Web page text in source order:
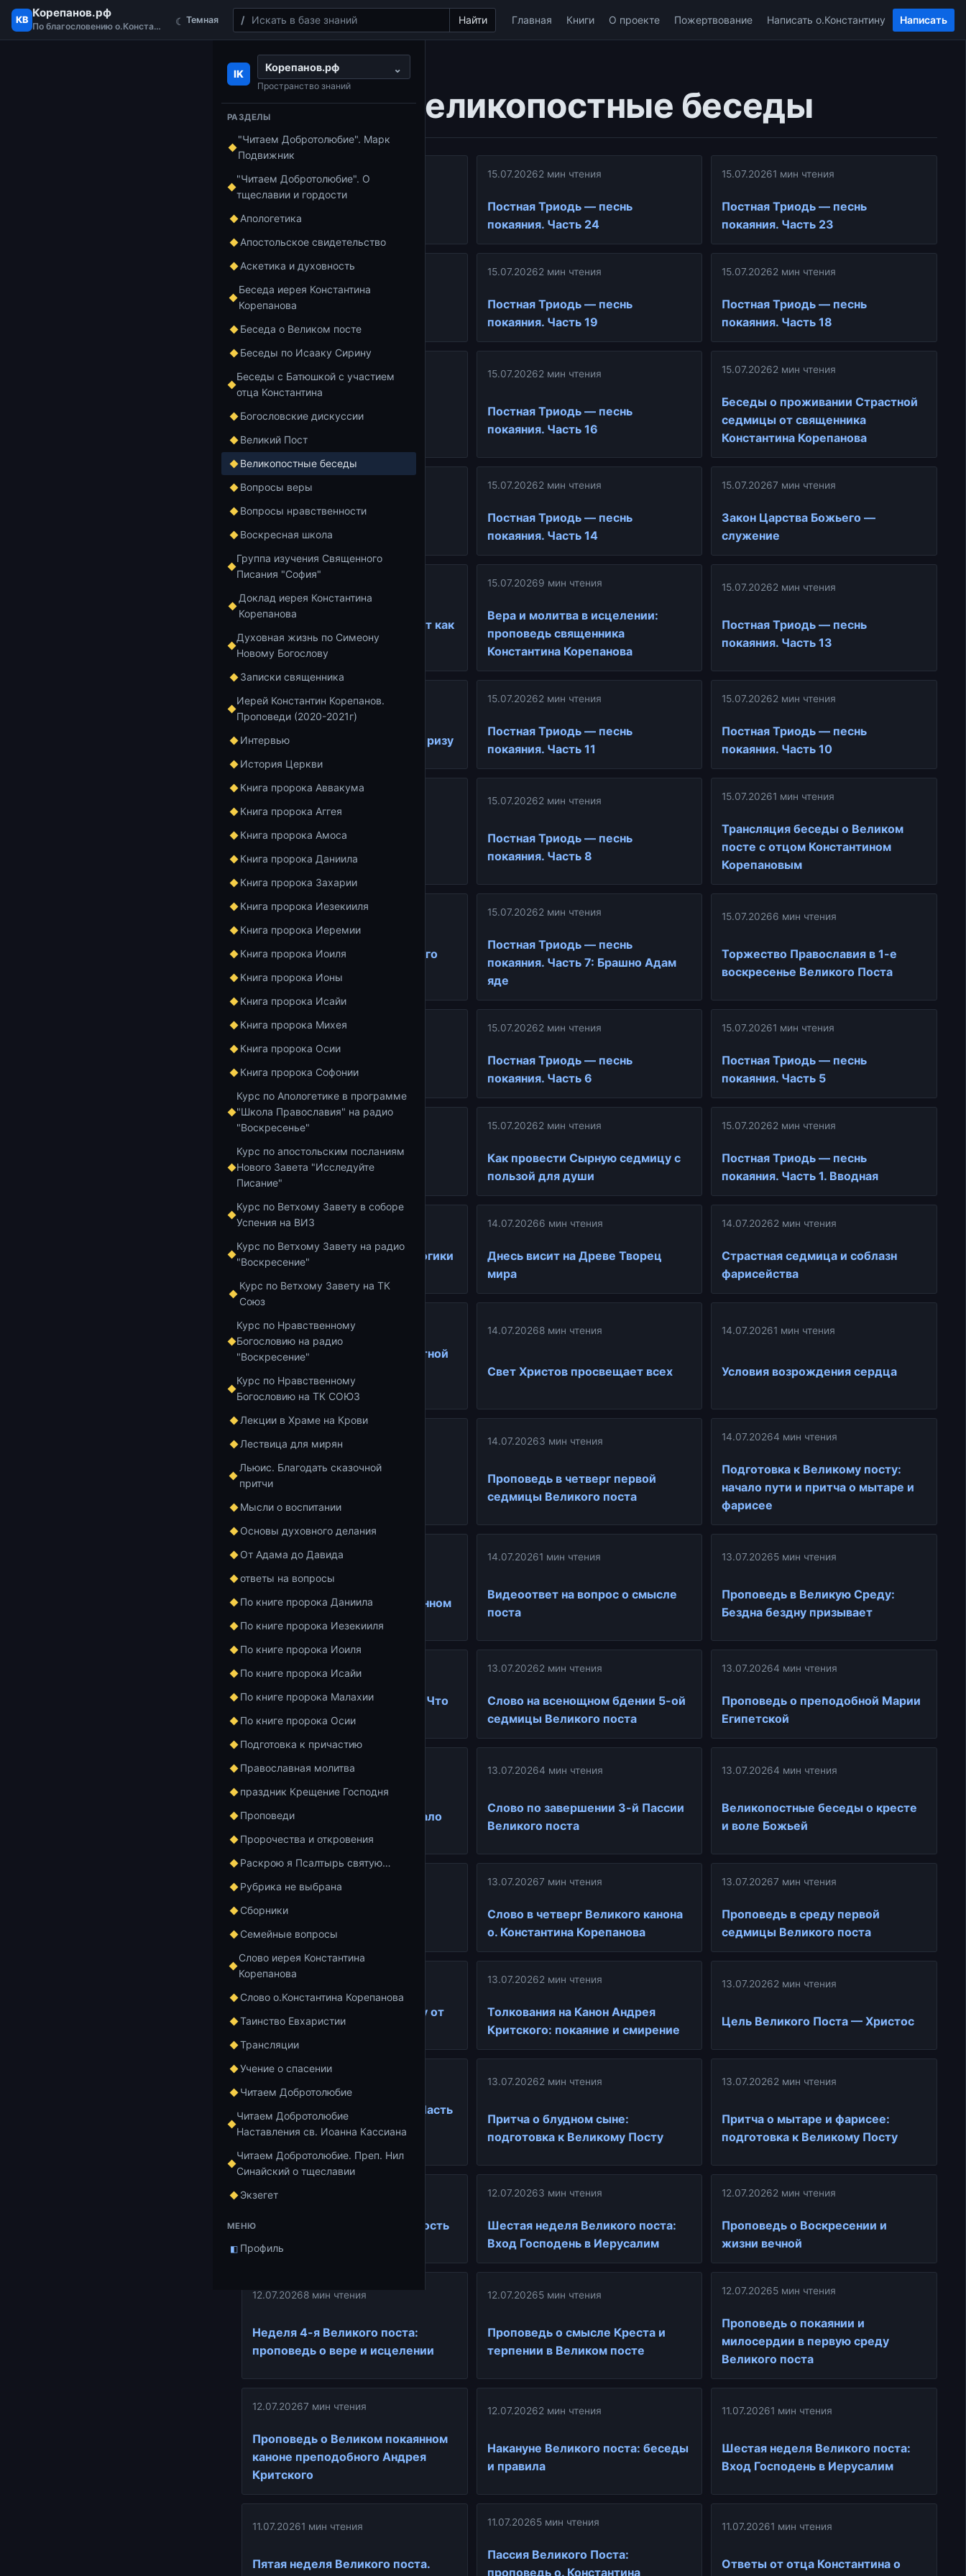
КВ Корепанов.рф
По благословению о.Константина ☾ Темная Поиск Найти Главная Книги О проекте Пожертвование Написать о.Константину Написать
IK
Корепанов.рф ⌄
Пространство знаний
РАЗДЕЛЫ
"Читаем Добротолюбие". Марк
Подвижник
"Читаем Добротолюбие". О
тщеславии и гордости
Апологетика
Апостольское свидетельство
Аскетика и духовность
Беседа иерея Константина
Корепанова
Беседа о Великом посте
Беседы по Исааку Сирину
Беседы с Батюшкой с участием
отца Константина
Богословские дискуссии
Великий Пост
Великопостные беседы
Вопросы веры
Вопросы нравственности
Воскресная школа
Группа изучения Священного
Писания "София"
Доклад иерея Константина
Корепанова
Духовная жизнь по Симеону
Новому Богослову
Записки священника
Иерей Константин Корепанов.
Проповеди (2020-2021г)
Интервью
История Церкви
Книга пророка Аввакума
Книга пророка Аггея
Книга пророка Амоса
Книга пророка Даниила
Книга пророка Захарии
Книга пророка Иезекииля
Книга пророка Иеремии
Книга пророка Иоиля
Книга пророка Ионы
Книга пророка Исайи
Книга пророка Михея
Книга пророка Осии
Книга пророка Софонии
Курс по Апологетике в программе
"Школа Православия" на радио
"Воскресенье"
Курс по апостольским посланиям
Нового Завета "Исследуйте
Писание"
Курс по Ветхому Завету в соборе
Успения на ВИЗ
Курс по Ветхому Завету на радио
"Воскресение"
Курс по Ветхому Завету на ТК
Союз
Курс по Нравственному
Богословию на радио
"Воскресение"
Курс по Нравственному
Богословию на ТК СОЮЗ
Лекции в Храме на Крови
Лествица для мирян
Льюис. Благодать сказочной
притчи
Мысли о воспитании
Основы духовного делания
От Адама до Давида
ответы на вопросы
По книге пророка Даниила
По книге пророка Иезекииля
По книге пророка Иоиля
По книге пророка Исайи
По книге пророка Малахии
По книге пророка Осии
Подготовка к причастию
Православная молитва
праздник Крещение Господня
Проповеди
Пророчества и откровения
Раскрою я Псалтырь святую…
Рубрика не выбрана
Сборники
Семейные вопросы
Слово иерея Константина
Корепанова
Слово о.Константина Корепанова
Таинство Евхаристии
Трансляции
Учение о спасении
Читаем Добротолюбие
Читаем Добротолюбие
Наставления св. Иоанна Кассиана
Читаем Добротолюбие. Преп. Нил
Синайский о тщеславии
Экзегет
МЕНЮ
◧ Профиль
Главная Великопостные беседы
Рубрика:Великопостные беседы
15.07.2026 2 мин чтения
покаяния. Часть 25
15.07.20262 мин чтения
Постная Триодь — песнь
покаяния. Часть 24
15.07.20261 мин чтения
Постная Триодь — песнь
покаяния. Часть 23
15.07.20262 мин чтения
Постная Триодь — песнь
покаяния. Часть 22
15.07.20262 мин чтения
Постная Триодь — песнь
покаяния. Часть 19
15.07.20262 мин чтения
Постная Триодь — песнь
покаяния. Часть 18
15.07.20261 мин чтения
Постимся постом приятным
15.07.20262 мин чтения
Постная Триодь — песнь
покаяния. Часть 16
15.07.20262 мин чтения
Беседы о проживании Страстной
седмицы от священника
Константина Корепанова
15.07.20262 мин чтения
Постная Триодь — песнь
покаяния. Часть 15
15.07.20262 мин чтения
Постная Триодь — песнь
покаяния. Часть 14
15.07.20267 мин чтения
Закон Царства Божьего —
служение
Пассия Великого Поста: Крест как
Путь и Жизнь
15.07.20269 мин чтения
Вера и молитва в исцелении:
проповедь священника
Константина Корепанова
15.07.20262 мин чтения
Постная Триодь — песнь
покаяния. Часть 13
15.07.20261 мин чтения
Во светлую поста облекшеся ризу
15.07.20262 мин чтения
Постная Триодь — песнь
покаяния. Часть 11
15.07.20262 мин чтения
Постная Триодь — песнь
покаяния. Часть 10
15.07.2026 2 мин чтения
Постная Триодь — песнь
душою
15.07.20262 мин чтения
Постная Триодь — песнь
покаяния. Часть 8
15.07.20261 мин чтения
Трансляция беседы о Великом
посте с отцом Константином
Корепановым
Как получить плод от Великого
15.07.20262 мин чтения
Постная Триодь — песнь
покаяния. Часть 7: Брашно Адам
яде
15.07.20266 мин чтения
Торжество Православия в 1-е
воскресенье Великого Поста
15.07.20267 мин чтения
Осознание своей неверности
15.07.20262 мин чтения
Постная Триодь — песнь
покаяния. Часть 6
15.07.20261 мин чтения
Постная Триодь — песнь
покаяния. Часть 5
15.07.20262 мин чтения
Постная Триодь — песнь
покаяния. Части 2, 3 и 4
15.07.20262 мин чтения
Как провести Сырную седмицу с
пользой для души
15.07.20262 мин чтения
Постная Триодь — песнь
покаяния. Часть 1. Вводная
15.07.20261 мин чтения
Современные методы педагогики
14.07.20266 мин чтения
Днесь висит на Древе Творец
мира
14.07.20262 мин чтения
Страстная седмица и соблазн
фарисейства
14.07.2026 1 мин чтения
Беседы о проживании Страстной
Константина Корепанова
14.07.20268 мин чтения
Свет Христов просвещает всех
14.07.20261 мин чтения
Условия возрождения сердца
14.07.20265 мин чтения
Прощение грехов в Кресте
14.07.20263 мин чтения
Проповедь в четверг первой
седмицы Великого поста
14.07.20264 мин чтения
Подготовка к Великому посту:
начало пути и притча о мытаре и
фарисее
14.07.2026 1 мин чтения
Книга отца Константина
Корепанова о Великом покаянном
каноне
14.07.20261 мин чтения
Видеоответ на вопрос о смысле
поста
13.07.20265 мин чтения
Проповедь в Великую Среду:
Бездна бездну призывает
1 мин чтения
Великий пост заканчивается. Что
дальше?
13.07.20262 мин чтения
Слово на всенощном бдении 5-ой
седмицы Великого поста
13.07.20264 мин чтения
Проповедь о преподобной Марии
Египетской
13.07.20261 мин чтения
Великопостные беседы отца
Константина: Лествица и начало
пути к Богу
13.07.20264 мин чтения
Слово по завершении 3-й Пассии
Великого поста
13.07.20264 мин чтения
Великопостные беседы о кресте
и воле Божьей
13.07.2026 3 мин чтения
Слово о терпении и любви у
Креста
13.07.20267 мин чтения
Слово в четверг Великого канона
о. Константина Корепанова
13.07.20267 мин чтения
Проповедь в среду первой
седмицы Великого поста
13.07.2026
Материалы к Великому посту от
отца Константина
13.07.20262 мин чтения
Толкования на Канон Андрея
Критского: покаяние и смирение
13.07.20262 мин чтения
Цель Великого Поста — Христос
Притча о Страшном Суде — Часть
4 цикла «На пути к Великому
13.07.20262 мин чтения
Притча о блудном сыне:
подготовка к Великому Посту
13.07.20262 мин чтения
Притча о мытаре и фарисее:
подготовка к Великому Посту
13.07.2026
Евангельские притчи. Решимость
и неотступность в подвиге
12.07.20263 мин чтения
Шестая неделя Великого поста:
Вход Господень в Иерусалим
12.07.20262 мин чтения
Проповедь о Воскресении и
жизни вечной
12.07.20268 мин чтения
Неделя 4-я Великого поста:
проповедь о вере и исцелении
12.07.20265 мин чтения
Проповедь о смысле Креста и
терпении в Великом посте
12.07.20265 мин чтения
Проповедь о покаянии и
милосердии в первую среду
Великого поста
12.07.20267 мин чтения
Проповедь о Великом покаянном
каноне преподобного Андрея
Критского
12.07.20262 мин чтения
Накануне Великого поста: беседы
и правила
11.07.20261 мин чтения
Шестая неделя Великого поста:
Вход Господень в Иерусалим
11.07.20261 мин чтения
Пятая неделя Великого поста.
11.07.20265 мин чтения
Пассия Великого Поста:
проповедь о. Константина
11.07.20261 мин чтения
Ответы от отца Константина о